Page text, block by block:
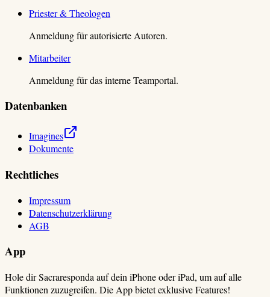
Priester & Theologen
Anmeldung für autorisierte Autoren.
Mitarbeiter
Anmeldung für das interne Teamportal.
Datenbanken
Imagines
Dokumente
Rechtliches
Impressum
Datenschutzerklärung
AGB
App
Hole dir Sacraresponda auf dein iPhone oder iPad, um auf alle
Funktionen zuzugreifen. Die App bietet exklusive Features!